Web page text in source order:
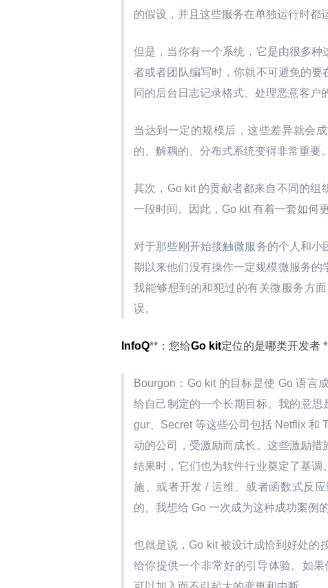
的假设，并且这些服务在单独运行时都
但是，当你有一个系统，它是由很多
者或者团队编写时，你就不可避免的
同的后台日志记录格式、处理恶意客户
当达到一定的规模后，这些差异就会
的、解耦的、分布式系统变得非常重要
其次，Go kit 的贡献者都来自不同的
一段时间。因此，Go kit 有着一套如何
对于那些刚开始接触微服务的个人和
期以来他们没有操作一定规模微服务的
我能够想到的和犯过的有关微服务方
误。
InfoQ**：您给Go kit定位的是哪类开发者
Bourgon：Go kit 的目标是使 Go 语言
给自己制定的一个长期目标。我的意
gur、Secret 等这些公司包括 Netflix 和
动的公司，受激励而成长。这些激励
结果时，它们也为软件行业奠定了基调。
施、或者开发 / 运维、或者函数式反
的。我想给 Go 一次成为这种成功案例的
也就是说，Go kit 被设计成恰到好处的
给你提供一个非常好的引导体验。如